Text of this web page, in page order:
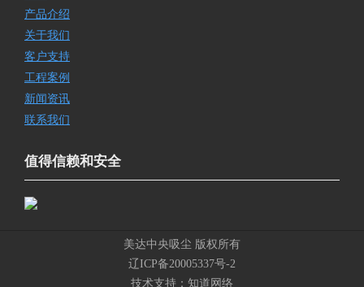
产品介绍
关于我们
客户支持
工程案例
新闻资讯
联系我们
值得信赖和安全
美达中央吸尘 版权所有
辽ICP备20005337号-2
技术支持： 知道网络